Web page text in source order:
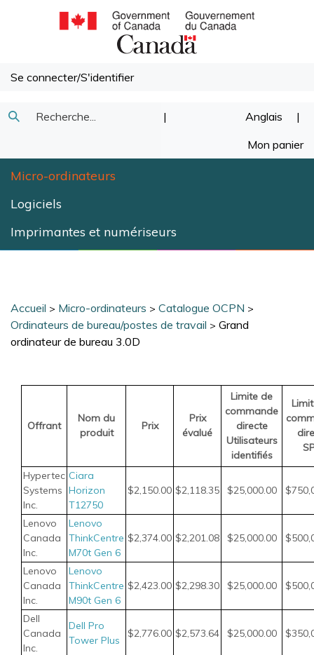
Se connecter/S'identifier
Recherche
Soumettre
recherche
| Anglais |
Mon panier
Micro-ordinateurs
Logiciels
Imprimantes et numériseurs
Accueil > Micro-ordinateurs > Catalogue OCPN >
Ordinateurs de bureau/postes de travail > Grand
ordinateur de bureau 3.0D
Offrant
Nom du
produit
Prix
Prix
évalué
Limite de
commande
directe
Utilisateurs
identifiés
Hypertec
Systems
Inc.
Ciara
Horizon
T12750
$2,150.00 $2,118.35 $25,000.00
Lenovo
Canada
Inc.
Lenovo
ThinkCentre
M70t Gen 6
$2,374.00 $2,201.08 $25,000.00
Lenovo
Canada
Inc.
Lenovo
ThinkCentre
M90t Gen 6
$2,423.00 $2,298.30 $25,000.00
Dell
Canada
Inc.
Dell Pro
Tower Plus
$2,776.00 $2,573.64 $25,000.00